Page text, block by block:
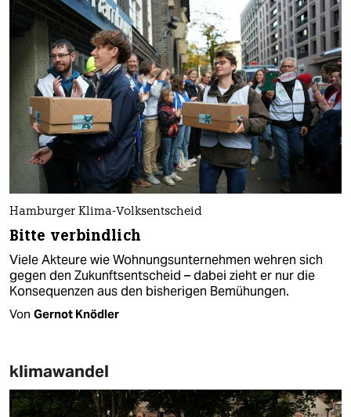
Hamburger Klima-Volksentscheid
Bitte verbindlich
Viele Akteure wie Wohnungsunternehmen wehren sich
gegen den Zukunftsentscheid – dabei zieht er nur die
Konsequenzen aus den bisherigen Bemühungen.
Von Gernot Knödler
klimawandel